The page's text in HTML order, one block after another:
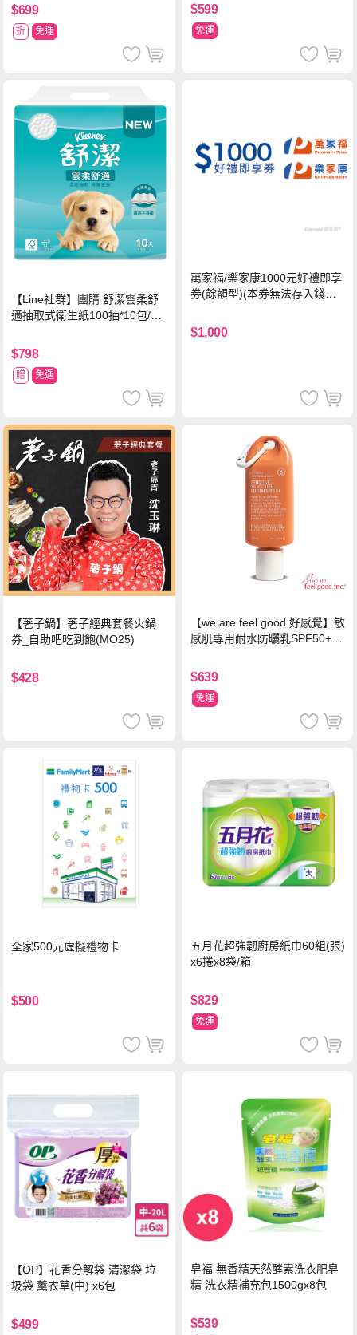
$699
折 免運
$599
免運
【Line社群】團購 舒潔雲柔舒
適抽取式衛生紙100抽*10包/6
$798
贈 免運
萬家福/樂家康1000元好禮即享
券(餘額型)(本券無法存入錢包
$1,000
【荖子鍋】荖子經典套餐火鍋
券_自助吧吃到飽(MO25)
$428
【we are feel good 好感覺】敏
感肌專用耐水防曬乳SPF50+ 7
$639
免運
全家500元虛擬禮物卡
$500
五月花超強韌廚房紙巾60組(張)
x6捲x8袋/箱
$829
免運
【OP】花香分解袋 清潔袋 垃
圾袋 薰衣草(中) x6包
$499
皂福 無香精天然酵素洗衣肥皂
精 洗衣精補充包1500gx8包
$539